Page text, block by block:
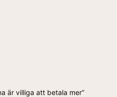
är villiga att betala mer”